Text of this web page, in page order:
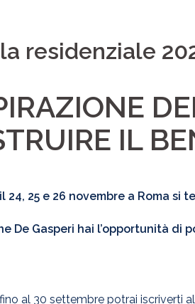
residenziale
IL
24, 25 e 26 novembre a Roma
De Gasperi hai l’opportunità
al 30 settembre potrai iscriverti